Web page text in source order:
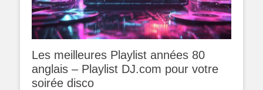
Les meilleures Playlist années 80
anglais – Playlist DJ.com pour votre
soirée disco